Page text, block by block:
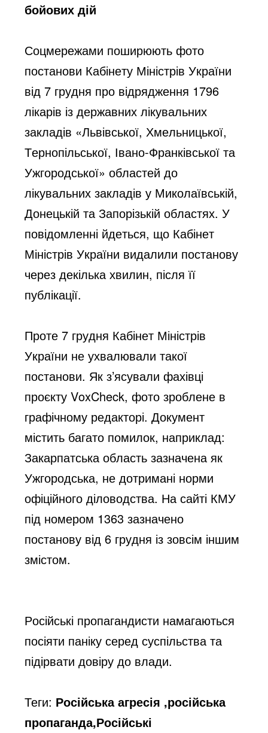
бойових дій
постанови Кабінету Міністрів України
від 7 грудня про відрядження 1796
лікарів із державних лікувальних
закладів «Львівської, Хмельницької,
Тернопільської, Івано-Франківської та
Ужгородської» областей до
лікувальних закладів у Миколаївській,
Донецькій та Запорізькій областях. У
повідомленні йдеться, що Кабінет
Міністрів України видалили постанову
через декілька хвилин, після її
публікації.
Проте 7 грудня Кабінет Міністрів
України не ухвалювали такої
постанови. Як з’ясували фахівці
проєкту VoxCheck, фото зроблене в
графічному редакторі. Документ
Закарпатська область зазначена як
Ужгородська, не дотримані норми
офіційного діловодства. На сайті КМУ
під номером 1363 зазначено
постанову від 6 грудня із зовсім іншим
змістом.
Російські пропагандисти намагаються
посіяти паніку серед суспільства та
підірвати довіру до влади.
Теги: Російська агресія ,російська
пропаганда,Російські